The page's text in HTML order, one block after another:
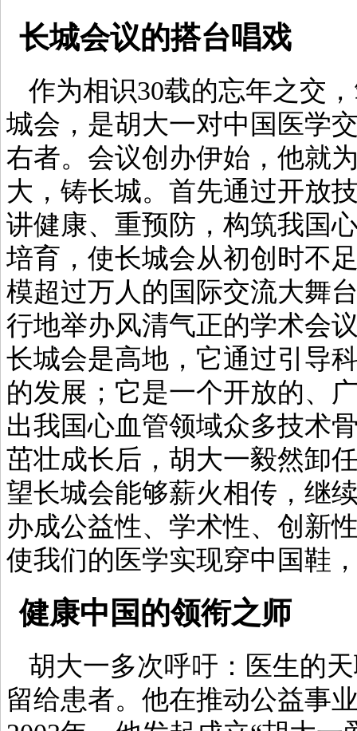
长城会议的搭台唱戏
作为相识30载的忘年之交
城会，是胡大一对中国医学
右者。会议创办伊始，他就
大，铸长城。首先通过开放
讲健康、重预防，构筑我国
培育，使长城会从初创时不
模超过万人的国际交流大舞
行地举办风清气正的学术会
长城会是高地，它通过引导
的发展；它是一个开放的、
出我国心血管领域众多技术
茁壮成长后，胡大一毅然卸
望长城会能够薪火相传，继
办成公益性、学术性、创新
使我们的医学实现穿中国鞋
健康中国的领衔之师
胡大一多次呼吁：医生的
留给患者。他在推动公益事